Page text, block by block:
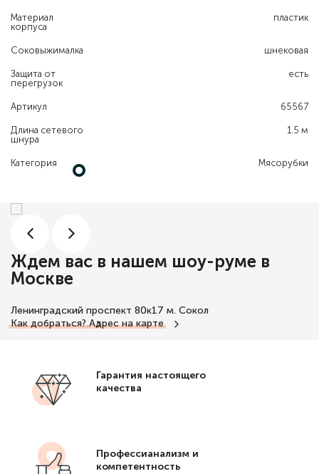
Материал
корпуса
пластик
Соковыжималка шнековая
Защита от
перегрузок
есть
Артикул 65567
Длина сетевого
шнура
1.5 м
Категория Мясорубки
Ждем вас в нашем шоу-руме в
Москве
Ленинградский проспект 80к17 м. Сокол
Как добраться? Адрес на карте
Гарантия настоящего
качества
Профессианализм и
компетентность